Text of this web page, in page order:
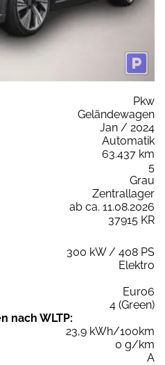
Pkw
Geländewagen
Jan / 2024
Automatik
63.437 km
5
Grau
Zentrallager
ab ca. 11.08.2026
37915 KR
300 kW / 408 PS
Elektro
Euro6
4 (Green)
nach WLTP:
23,9 kWh/100km
0 g/km
A